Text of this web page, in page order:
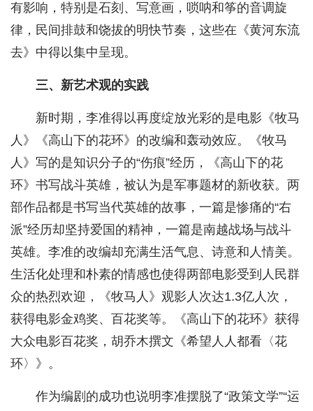
有影响，特别是石刻、写意画，唢呐和筝的音调旋
律，民间排鼓和饶拔的明快节奏，这些在《黄河东流
去》中得以集中呈现。
三、新艺术观的实践
新时期，李准得以再度绽放光彩的是电影《牧马
人》《高山下的花环》的改编和轰动效应。《牧马
人》写的是知识分子的“伤痕”经历，《高山下的花
环》书写战斗英雄，被认为是军事题材的新收获。两
部作品都是书写当代英雄的故事，一篇是惨痛的“右
派”经历却坚持爱国的精神，一篇是南越战场与战斗
英雄。李准的改编却充满生活气息、诗意和人情美。
生活化处理和朴素的情感也使得两部电影受到人民群
众的热烈欢迎，《牧马人》观影人次达1.3亿人次，
获得电影金鸡奖、百花奖等。《高山下的花环》获得
大众电影百花奖，胡乔木撰文《希望人人都看〈花
环〉》。
作为编剧的成功也说明李准摆脱了“政策文学”“运